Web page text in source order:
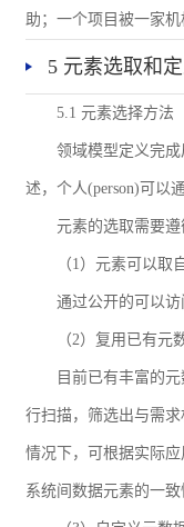
助；一个项目被一家
5 元素选取和
5.1 元素选择方法
领域模型定义完
述，个人(person)可以
元素的选取需要
（1）元素可以取
通过公开的可以
（2）复用已有元
目前已有丰富的
行扫描，筛选出与需
情况下，可根据实际
系统间数据元素的一致